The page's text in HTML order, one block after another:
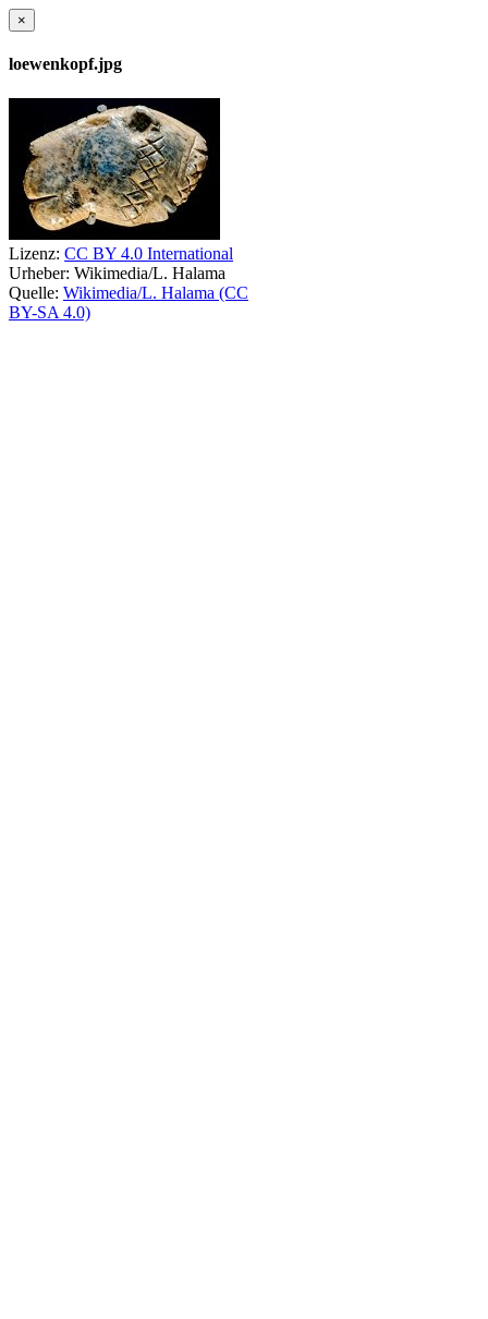
×
loewenkopf.jpg
Lizenz: CC BY 4.0 International
Urheber: Wikimedia/L. Halama
Quelle: Wikimedia/L. Halama (CC
BY-SA 4.0)